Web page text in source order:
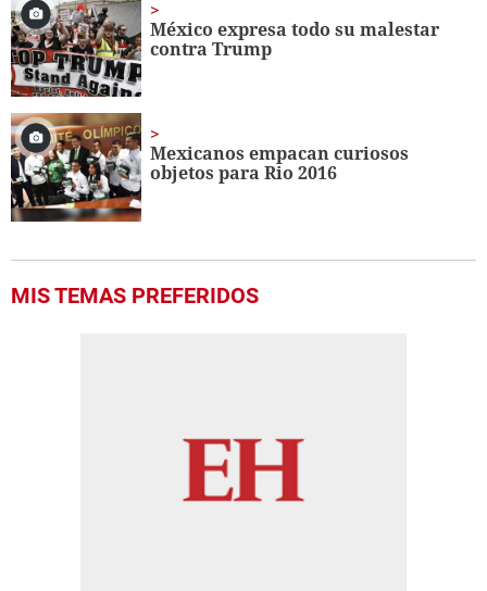
México expresa todo su malestar
contra Trump
Mexicanos empacan curiosos
objetos para Rio 2016
MIS TEMAS PREFERIDOS